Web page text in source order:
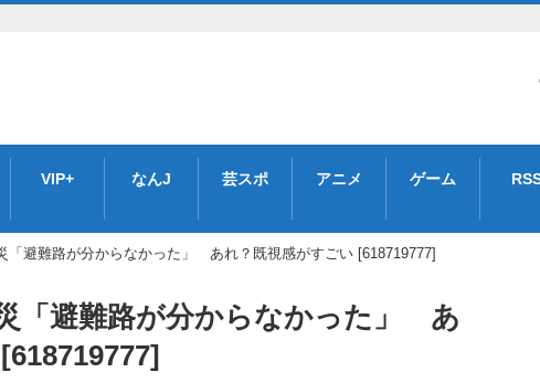
VIP+ なんJ 芸スポ アニメ ゲーム
「避難路が分からなかった」 あれ？既視感がすごい [618719777]
「避難路が分からなかった」 あ